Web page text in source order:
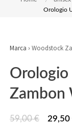
Orologio
Marca › Woodstock
Orologio
Zambon
59,00 € 29,50